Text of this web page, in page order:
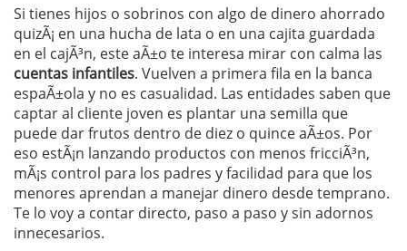
Si tienes hijos o sobrinos con algo de dinero ahorrado
quizÃ¡ en una hucha de lata o en una cajita guardada
en el cajÃ³n, este aÃ±o te interesa mirar con calma las
cuentas infantiles. Vuelven a primera fila en la banca
espaÃ±ola y no es casualidad. Las entidades saben que
captar al cliente joven es plantar una semilla que
puede dar frutos dentro de diez o quince aÃ±os. Por
eso estÃ¡n lanzando productos con menos fricciÃ³n,
mÃ¡s control para los padres y facilidad para que los
menores aprendan a manejar dinero desde temprano.
Te lo voy a contar directo, paso a paso y sin adornos
innecesarios.